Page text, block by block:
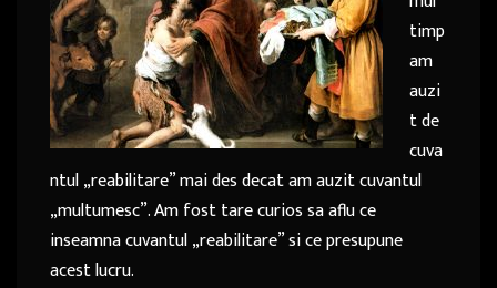
timp
am
auzi
t de
cuva
ntul „reabilitare” mai des decat am auzit cuvantul
„multumesc”. Am fost tare curios sa aflu ce
inseamna cuvantul „reabilitare” si ce presupune
acest lucru.